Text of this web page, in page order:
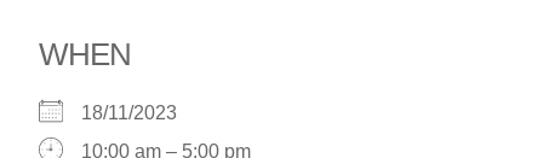
WHEN
18/11/2023
10:00 am – 5:00 pm